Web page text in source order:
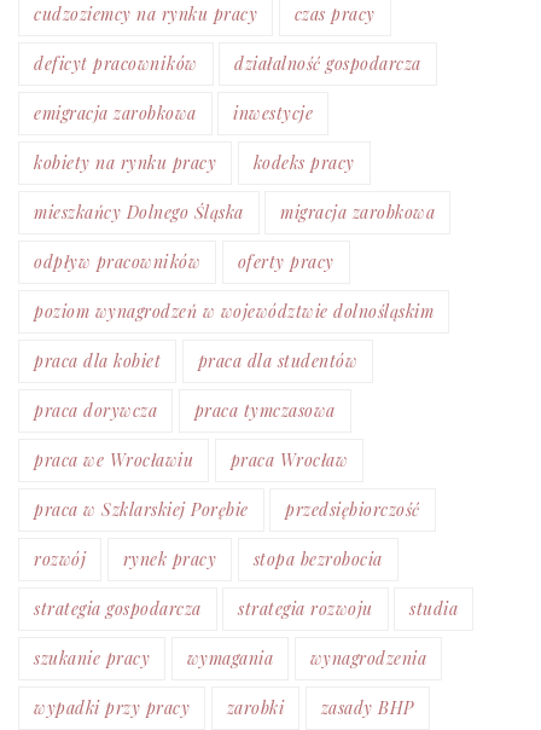
cudzoziemcy na rynku pracy czas pracy
deficyt pracowników działalność gospodarcza
emigracja zarobkowa inwestycje
kobiety na rynku pracy kodeks pracy
mieszkańcy Dolnego Śląska migracja zarobkowa
odpływ pracowników oferty pracy
poziom wynagrodzeń w województwie dolnośląskim
praca dla kobiet praca dla studentów
praca dorywcza praca tymczasowa
praca we Wrocławiu praca Wrocław
praca w Szklarskiej Porębie przedsiębiorczość
rozwój rynek pracy stopa bezrobocia
strategia gospodarcza strategia rozwoju studia
szukanie pracy wymagania wynagrodzenia
wypadki przy pracy zarobki zasady BHP